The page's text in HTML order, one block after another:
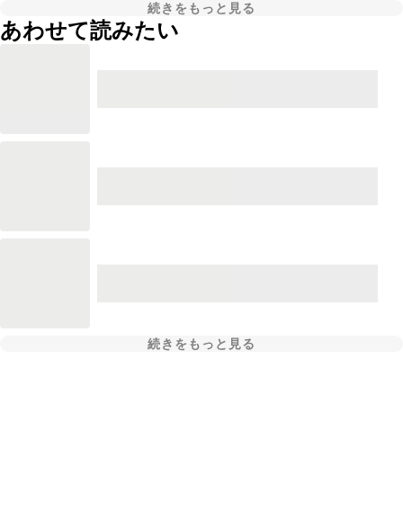
続きをもっと見る
あわせて読みたい
続きをもっと見る